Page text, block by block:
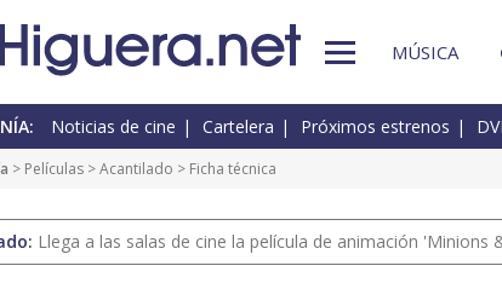
MÚSICA
Noticias de cine Cartelera Próximos estrenos
> Películas >Acantilado > Ficha técnica
Llega a las salas de cine la película de animación 'Minions